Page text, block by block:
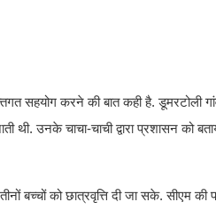
सहयोग करने की बात कही है. डूमरटोली
थी. उनके चाचा-चाची द्वारा प्रशासन को
बच्चों को छात्रवृत्ति दी जा सके. सीएम